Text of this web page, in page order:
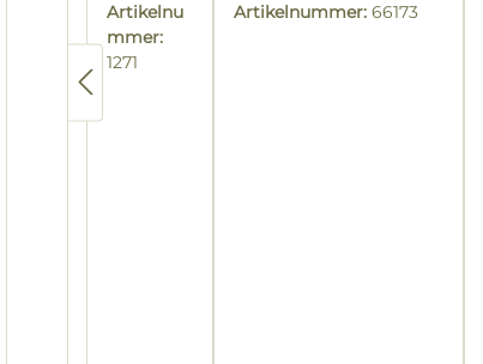
Artikelnu
mmer:
1271
Artikelnummer:66173